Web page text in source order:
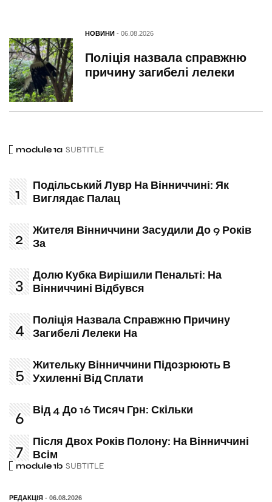
НОВИНИ- 06.08.2026
Поліція назвала справжню
причину загибелі лелеки
module 1a SUBTITLE
Подільський Лувр На Вінниччині: Як
Виглядає Палац
Жителя Вінниччини Засудили До 9 Років
За
Долю Кубка Вирішили Пенальті: На
Вінниччині Відбувся
Поліція Назвала Справжню Причину
Загибелі Лелеки На
Жительку Вінниччини Підозрюють В
Ухиленні Від Сплати
Від 4 До 16 Тисяч Грн: Скільки
Після Двох Років Полону: На Вінниччині
Всім
module 1b SUBTITLE
РЕДАКЦІЯ - 06.08.2026